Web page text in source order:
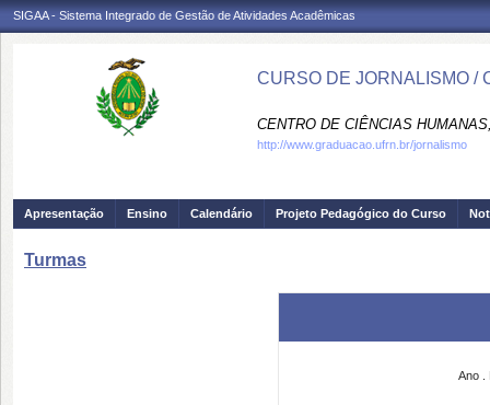
SIGAA - Sistema Integrado de Gestão de Atividades Acadêmicas
CURSO DE JORNALISMO /
CENTRO DE CIÊNCIAS
http://www.graduacao.ufrn.br/jornalismo
Apresentação Ensino Calendário Projeto Pedagógico do Curso
Turmas
Ano